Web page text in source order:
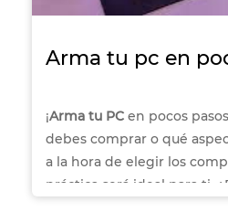
Arma tu pc en
¡Arma tu PC en pocos
debes comprar o qué
a la hora de elegir los
práctica será ideal para ti.